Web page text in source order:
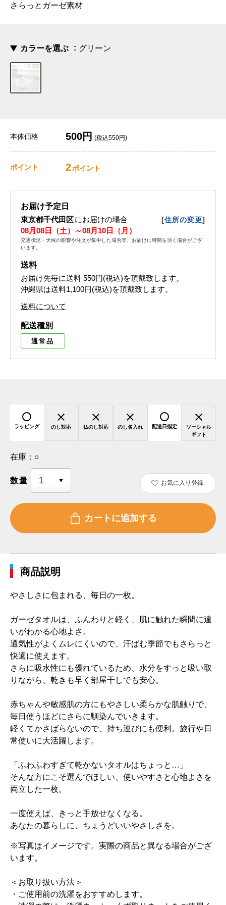
さらっとガーゼ素材
カラーを選ぶ グリーン
本体価格 500円 (税込550円)
ポイント 2ポイント
お届け予定日
東京都千代田区にお届けの場合 [住所の変更]
08月08日（土）～08月10日（月）
交通状況・天候の影響や注文が集中した場合等、お届けに時間を頂く場合がござ
います。
送料
お届け先毎に送料 550円(税込)を頂戴致します。
沖縄県は送料1,100円(税込)を頂戴致します。
送料について
配送種別
通常品
ラッピング のし対応 仏のし対応 のし名入れ 配送日指定
ソーシャル
ギフト
在庫： ○
数量 お気に入り登録
商品説明
やさしさに包まれる、毎日の一枚。
ガーゼタオルは、ふんわりと軽く、肌に触れた瞬間に違
いがわかる心地よさ。
通気性がよくムレにくいので、汗ばむ季節でもさらっと
快適に使えます。
さらに吸水性にも優れているため、水分をすっと吸い取
りながら、乾きも早く部屋干しでも安心。
赤ちゃんや敏感肌の方にもやさしい柔らかな肌触りで、
毎日使うほどにさらに馴染んでいきます。
軽くてかさばらないので、持ち運びにも便利。旅行や日
常使いに大活躍します。
「ふわふわすぎて乾かないタオルはちょっと…」
そんな方にこそ選んでほしい、使いやすさと心地よさを
両立した一枚。
一度使えば、きっと手放せなくなる。
あなたの暮らしに、ちょうどいいやさしさを。
※写真はイメージです。実際の商品と異なる場合がござ
います。
＜お取り扱い方法＞
・ご使用前の洗濯をおすすめします。